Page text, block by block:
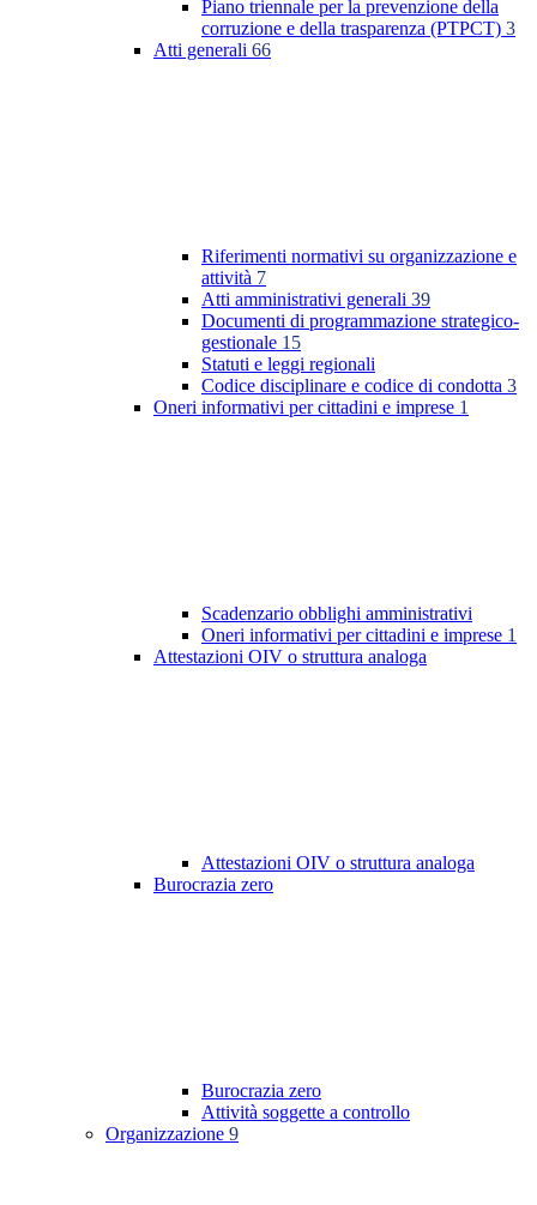
Piano triennale per la prevenzione della
corruzione e della trasparenza (PTPCT) 3
Atti generali 66
Riferimenti normativi su organizzazione e
attività 7
Atti amministrativi generali 39
Documenti di programmazione strategico-
gestionale 15
Statuti e leggi regionali
Codice disciplinare e codice di condotta 3
Oneri informativi per cittadini e imprese 1
Scadenzario obblighi amministrativi
Oneri informativi per cittadini e imprese 1
Attestazioni OIV o struttura analoga
Attestazioni OIV o struttura analoga
Burocrazia zero
Burocrazia zero
Attività soggette a controllo
Organizzazione 9